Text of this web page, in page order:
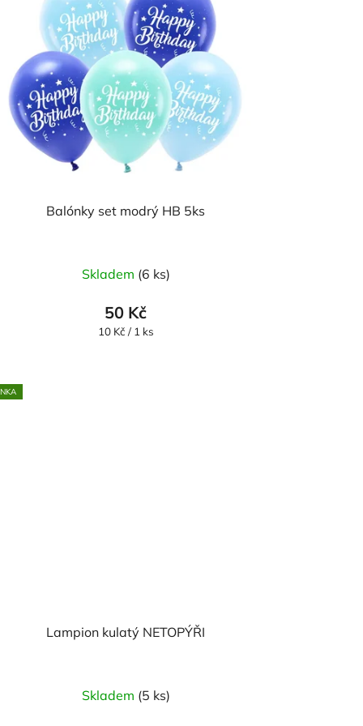
Balónky set modrý HB 5ks
Skladem (6 ks)
50 Kč
Měrná
10 Kč / 1 ks
Lampion kulatý NETOPÝŘI
Skladem (5 ks)